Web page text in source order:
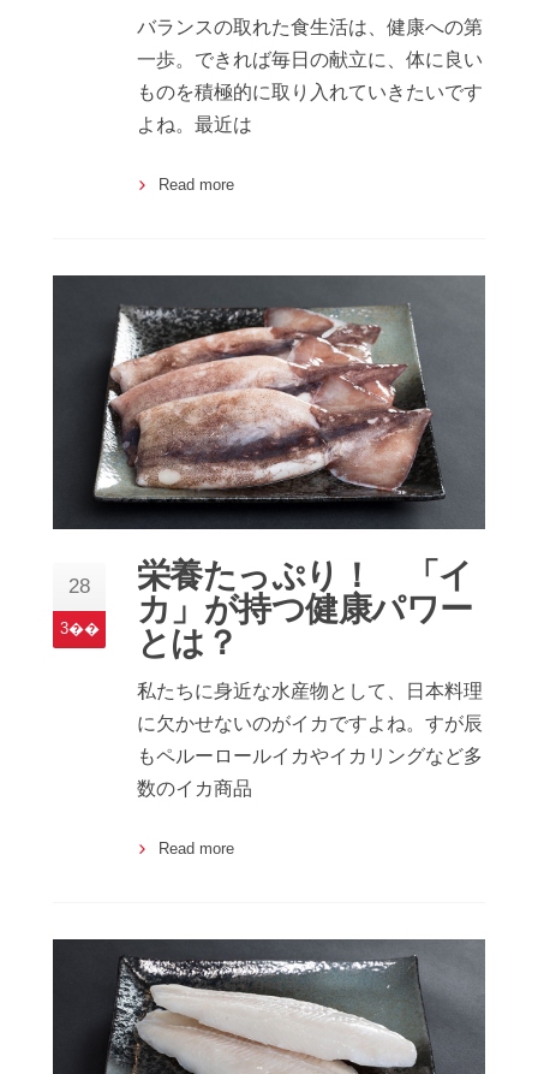
バランスの取れた食生活は、健康への第
一歩。できれば毎日の献立に、体に良い
ものを積極的に取り入れていきたいです
よね。最近は
Read more
28
3��
栄養たっぷり！ 「イ
カ」が持つ健康パワー
とは？
私たちに身近な水産物として、日本料理
に欠かせないのがイカですよね。すが辰
もペルーロールイカやイカリングなど多
数のイカ商品
Read more